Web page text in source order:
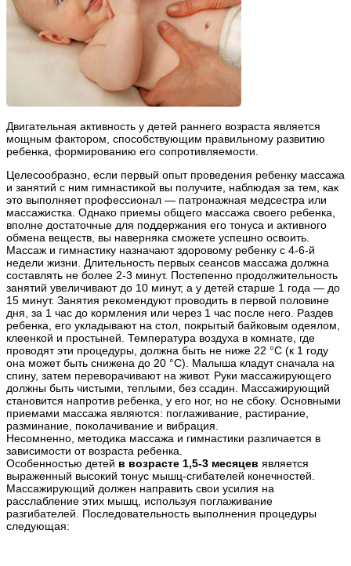
Двигательная активность у детей раннего возраста является
мощным фактором, способствующим правильному развитию
ребенка, формированию его сопротивляемости.
Целесообразно, если первый опыт проведения ребенку массажа
и занятий с ним гимнастикой вы получите, наблюдая за тем, как
это выполняет профессионал — патронажная медсестра или
массажистка. Однако приемы общего массажа своего ребенка,
вполне достаточные для поддержания его тонуса и активного
обмена веществ, вы наверняка сможете успешно освоить.
Массаж и гимнастику назначают здоровому ребенку с 4-6-й
недели жизни. Длительность первых сеансов массажа должна
составлять не более 2-3 минут. Постепенно продолжительность
занятий увеличивают до 10 минут, а у детей старше 1 года — до
15 минут. Занятия рекомендуют проводить в первой половине
дня, за 1 час до кормления или через 1 час после него. Раздев
ребенка, его укладывают на стол, покрытый байковым одеялом,
клеенкой и простыней. Температура воздуха в комнате, где
проводят эти процедуры, должна быть не ниже 22 °С (к 1 году
она может быть снижена до 20 °С). Малыша кладут сначала на
спину, затем переворачивают на живот. Руки массажирующего
должны быть чистыми, теплыми, без ссадин. Массажирующий
становится напротив ребенка, у его ног, но не сбоку. Основными
приемами массажа являются: поглаживание, растирание,
разминание, поколачивание и вибрация.
Несомненно, методика массажа и гимнастики различается в
зависимости от возраста ребенка.
Особенностью детей в возрасте 1,5-3 месяцев является
выраженный высокий тонус мышц-сгибателей конечностей.
Массажирующий должен направить свои усилия на
расслабление этих мышц, используя поглаживание
разгибателей. Последовательность выполнения процедуры
следующая: